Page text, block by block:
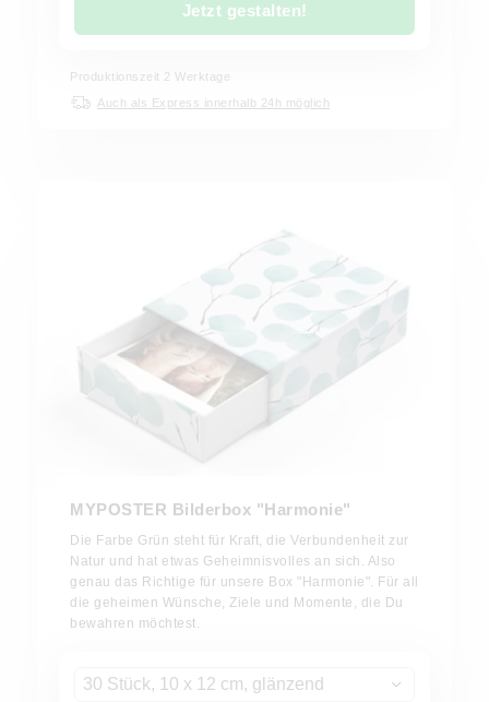
Jetzt gestalten!
Produktionszeit 2 Werktage
Auch als Express innerhalb 24h möglich
MYPOSTER Bilderbox "Harmonie"
Die Farbe Grün steht für Kraft, die Verbundenheit zur
Natur und hat etwas Geheimnisvolles an sich. Also
genau das Richtige für unsere Box "Harmonie". Für all
die geheimen Wünsche, Ziele und Momente, die Du
bewahren möchtest.
30 Stück, 10 x 12 cm, glänzend